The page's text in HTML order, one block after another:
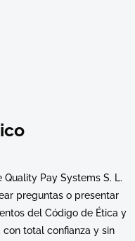
Pay Systems S. L.
preguntas o presentar
del Código de Ética y
total confianza y sin